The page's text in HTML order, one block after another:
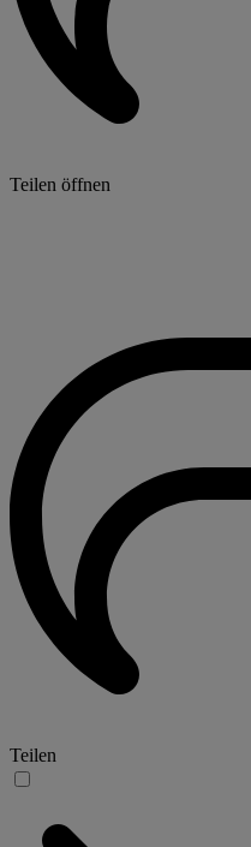
Teilen öffnen
Teilen